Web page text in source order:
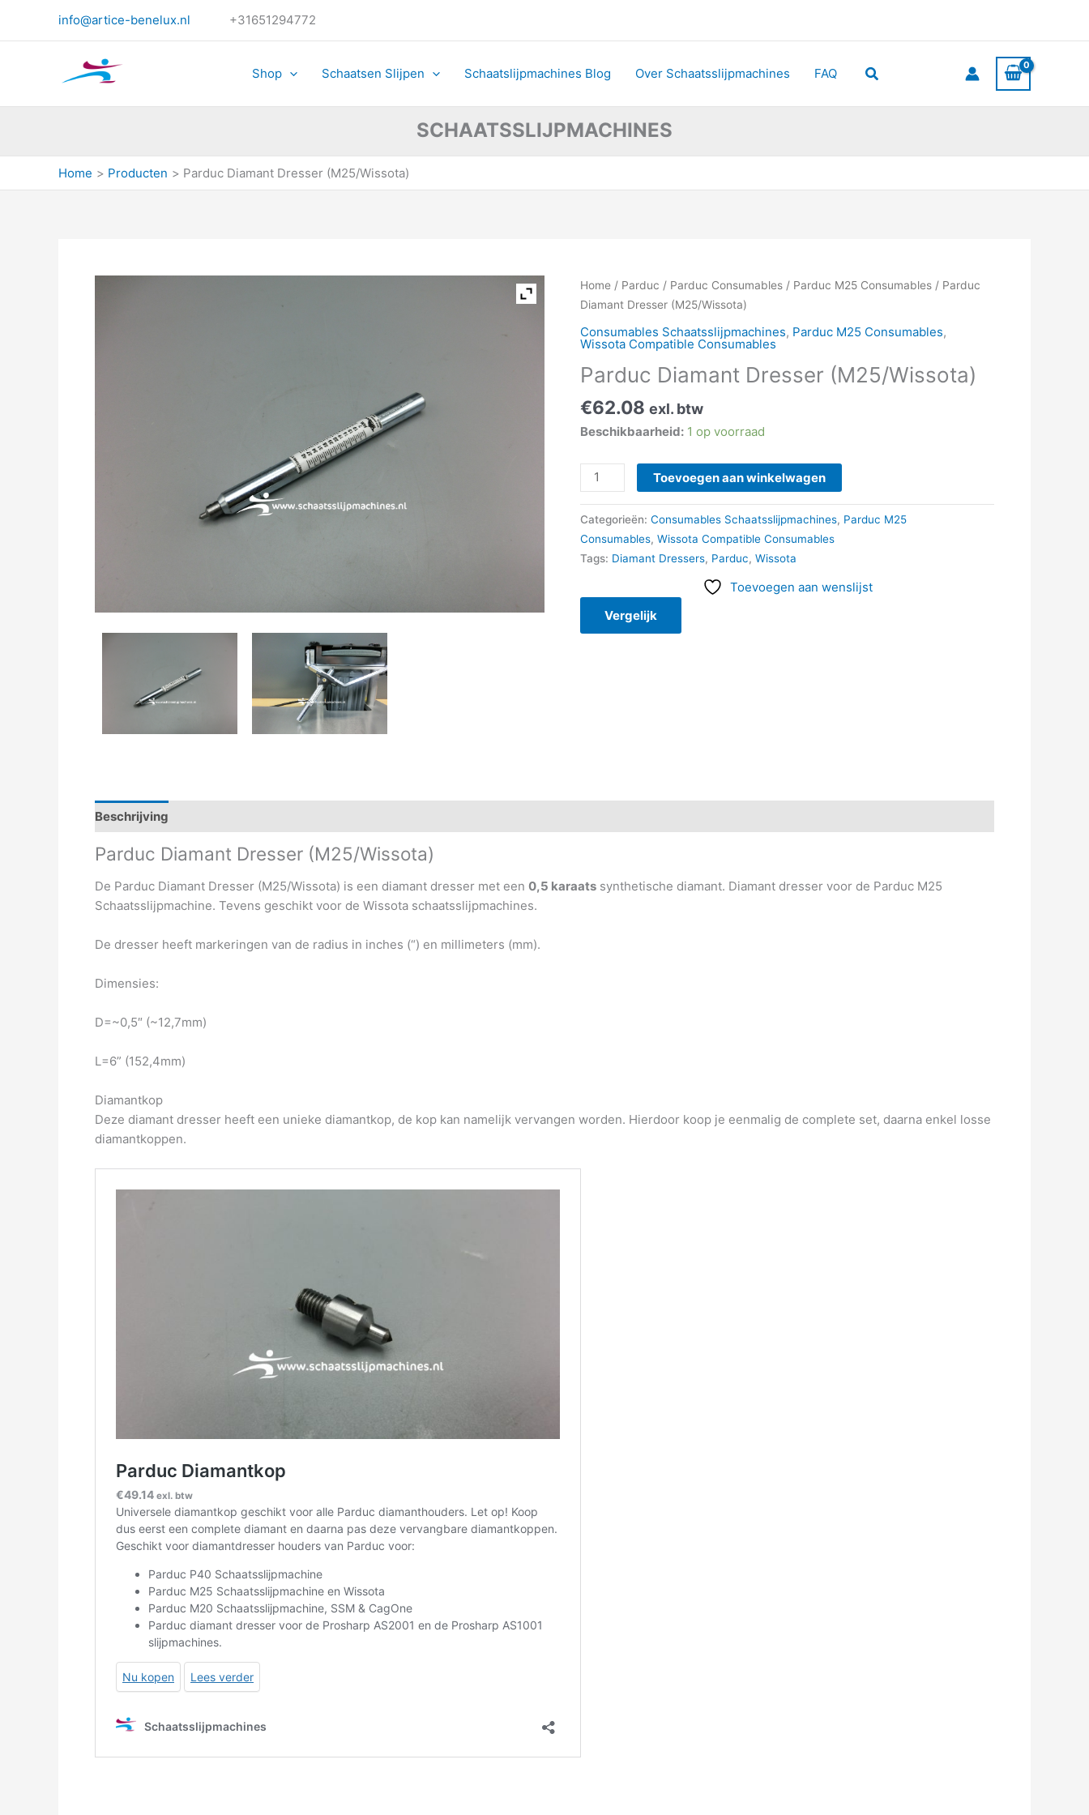
info@artice-benelux.nl +31651294772
Shop Schaatsen Slijpen Schaatslijpmachines Blog Over Schaatsslijpmachines FAQ Zoeken
SCHAATSSLIJPMACHINES
Home Producten Parduc Diamant Dresser (M25/Wissota)
Home / Parduc / Parduc Consumables / Parduc M25 Consumables / Parduc
Diamant Dresser (M25/Wissota)
Consumables Schaatsslijpmachines, Parduc M25 Consumables,
Wissota Compatible Consumables
Parduc Diamant Dresser (M25/Wissota)
€62.08 exl. btw
Beschikbaarheid: 1 op voorraad
Parduc
Diamant
(M25/Wissota)
Toevoegen aan winkelwagen
Categorieën:Consumables Schaatsslijpmachines, Parduc M25
Consumables,Wissota Compatible Consumables
Tags: Diamant Dressers, Parduc,Wissota
Toevoegen aan wenslijst
Vergelijk
Beschrijving
Parduc Diamant Dresser (M25/Wissota)
De Parduc Diamant Dresser (M25/Wissota) is een diamant dresser met een 0,5 karaats synthetische diamant. Diamant dresser voor de Parduc M25
Schaatsslijpmachine. Tevens geschikt voor de Wissota schaatsslijpmachines.
De dresser heeft markeringen van de radius in inches (“) en millimeters (mm).
Dimensies:
D=~0,5″ (~12,7mm)
L=6” (152,4mm)
Diamantkop
Deze diamant dresser heeft een unieke diamantkop, de kop kan namelijk vervangen worden. Hierdoor koop je eenmalig de complete set, daarna enkel losse
diamantkoppen.